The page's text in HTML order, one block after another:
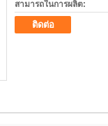
สามารถในการผลิต:
ติดต่อ